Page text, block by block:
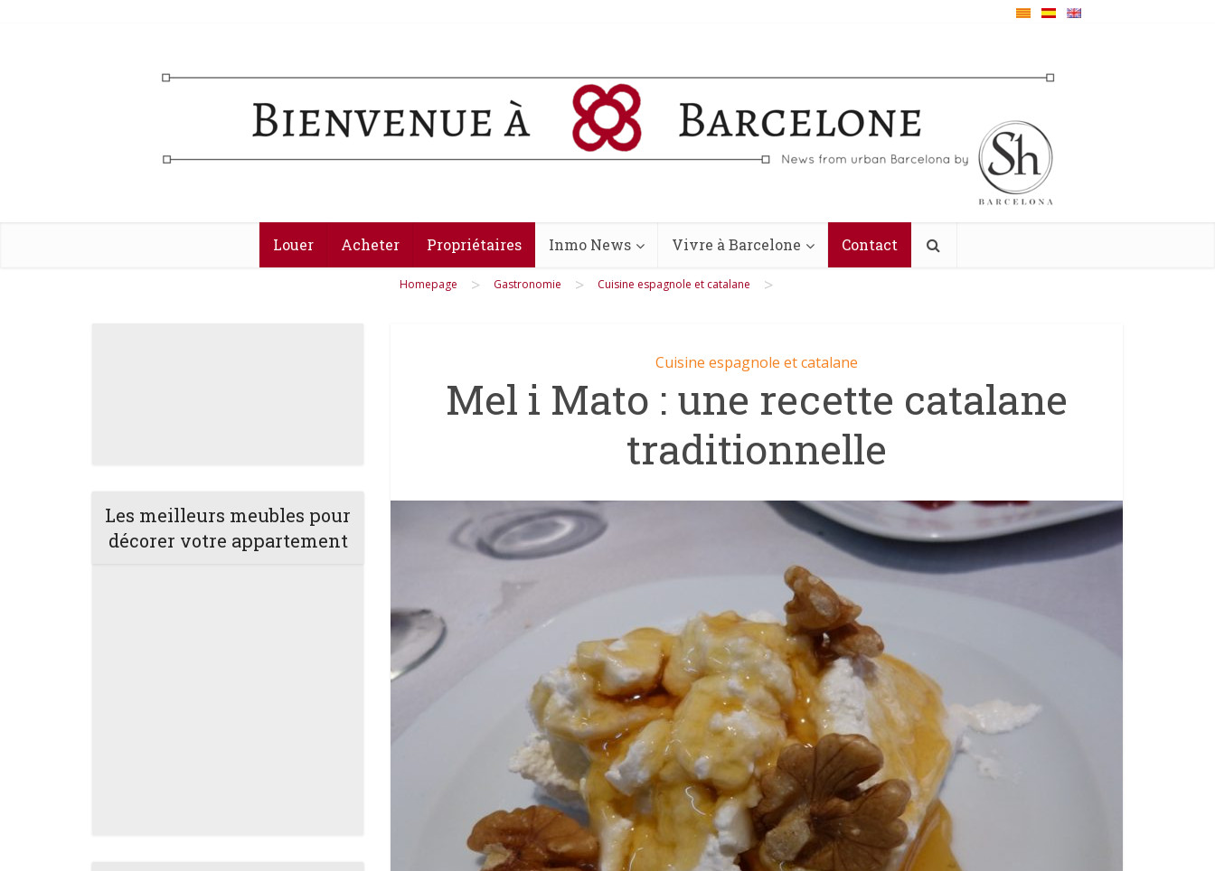
Louer Acheter Propriétaires Inmo News Vivre à Barcelone Contact
Homepage > Gastronomie > Cuisine espagnole et catalane >
Les meilleurs meubles pour
décorer votre appartement
Cuisine espagnole et catalane
Mel i Mato : une recette catalane
traditionnelle